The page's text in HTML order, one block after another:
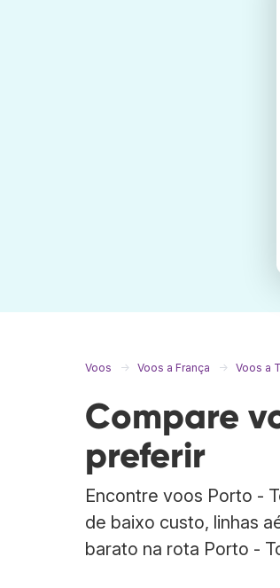
Voos Voos a França Voos a
Compare
preferir
Encontre voos Porto -
de baixo custo, linhas
barato na rota Porto -